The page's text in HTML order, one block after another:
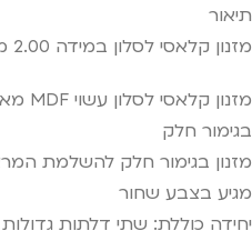
תיאור
מזנון קלאסי לסלון במידה 2.00 מטר
מזנון קלאסי לסלון עשוי MDF מאסיבי
בגימור חלק
מזנון בגימור חלק להשלמת
מגיע בצבע שחור
יחידה כוללת: שתי דלתות